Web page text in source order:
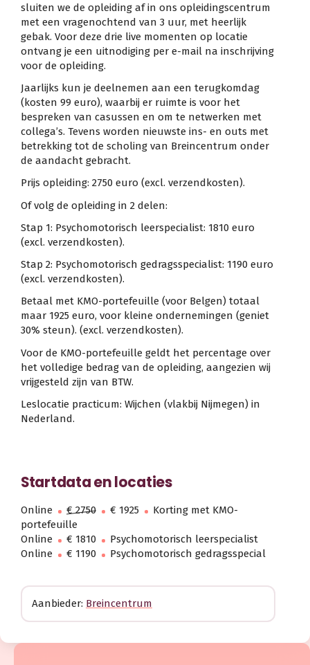
sluiten we de opleiding af in ons opleidingscentrum
met een vragenochtend van 3 uur, met heerlijk
gebak. Voor deze drie live momenten op locatie
ontvang je een uitnodiging per e-mail na inschrijving
voor de opleiding.
Jaarlijks kun je deelnemen aan een terugkomdag
(kosten 99 euro), waarbij er ruimte is voor het
bespreken van casussen en om te netwerken met
collega’s. Tevens worden nieuwste ins- en outs met
betrekking tot de scholing van Breincentrum onder
de aandacht gebracht.
Prijs opleiding: 2750 euro (excl. verzendkosten).
Of volg de opleiding in 2 delen:
Stap 1: Psychomotorisch leerspecialist: 1810 euro
(excl. verzendkosten).
Stap 2: Psychomotorisch gedragsspecialist: 1190 euro
(excl. verzendkosten).
Betaal met KMO-portefeuille (voor Belgen) totaal
maar 1925 euro, voor kleine ondernemingen (geniet
30% steun). (excl. verzendkosten).
Voor de KMO-portefeuille geldt het percentage over
het volledige bedrag van de opleiding, aangezien wij
vrijgesteld zijn van BTW.
Leslocatie practicum: Wijchen (vlakbij Nijmegen) in
Nederland.
Startdata en locaties
Online € 2750 € 1925
Korting met KMO-
portefeuille
Online
€ 1810
Psychomotorisch leerspecialist
Online
€ 1190 Psychomotorisch gedragsspecial
Aanbieder: Breincentrum